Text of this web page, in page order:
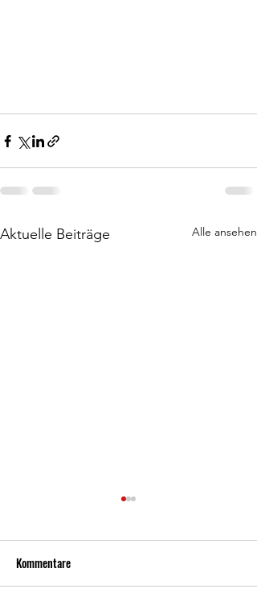
Aktuelle Beiträge Alle ansehen
Kommentare